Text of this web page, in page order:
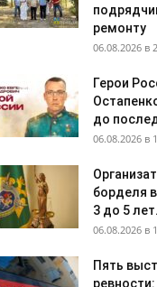
ремонту
06.08.2026 в
Герои
до
06.08.2026 в
борделя
3 до 5
06.08.2026 в
Пять